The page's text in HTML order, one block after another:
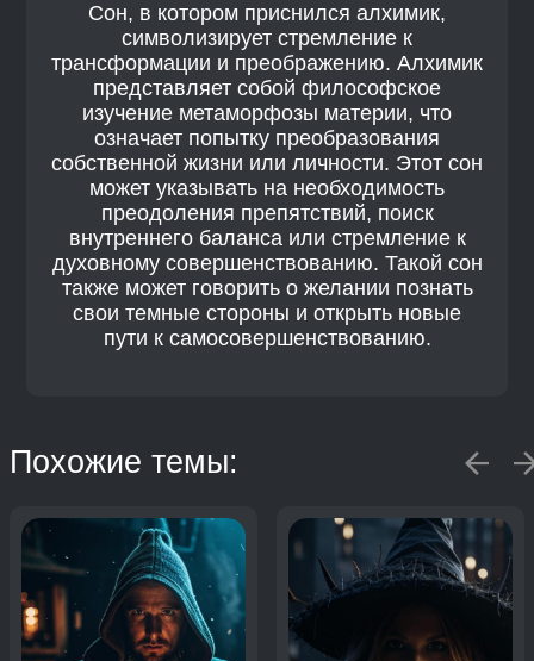
Сон, в котором приснился алхимик,
символизирует стремление к
трансформации и преображению. Алхимик
представляет собой философское
изучение метаморфозы материи, что
означает попытку преобразования
собственной жизни или личности. Этот сон
может указывать на необходимость
преодоления препятствий, поиск
внутреннего баланса или стремление к
духовному совершенствованию. Такой сон
также может говорить о желании познать
свои темные стороны и открыть новые
пути к самосовершенствованию.
Похожие темы: